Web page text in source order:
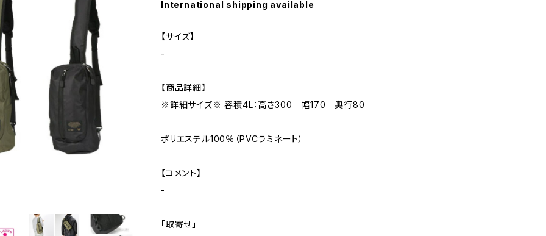
International shipping available
【サイズ】
-
【商品詳細】
※詳細サイズ※ 容積4L：高さ300 幅170 奥行80
ポリエステル100％（PVCラミネート）
【コメント】
-
「取寄せ」